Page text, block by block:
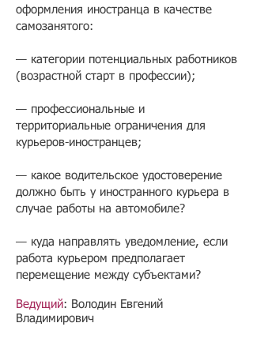
оформления иностранца в качестве
самозанятого:
— категории потенциальных работников
(возрастной старт в профессии);
— профессиональные и
территориальные ограничения для
курьеров-иностранцев;
— какое водительское удостоверение
должно быть у иностранного курьера в
случае работы на автомобиле?
— куда направлять уведомление, если
работа курьером предполагает
перемещение между субъектами?
Ведущий: Володин Евгений
Владимирович